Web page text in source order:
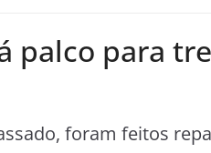
palco para
foram feitos